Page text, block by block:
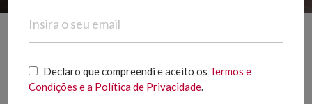
A NOSSA SELEÇÃO
Declaro que compreendi e aceito os Termos e
Condições e a Política de Privacidade.